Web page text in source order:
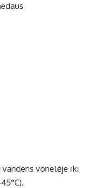
vonelėje iki